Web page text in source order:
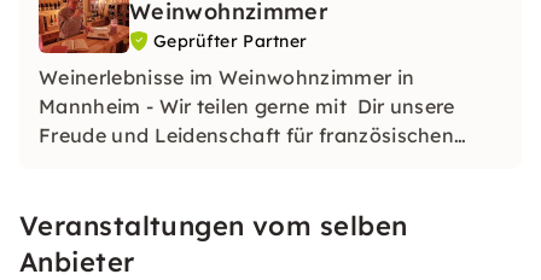
Weinwohnzimmer
Geprüfter Partner
Weinerlebnisse im Weinwohnzimmer in
Mannheim - Wir teilen gerne mit Dir unsere
Freude und Leidenschaft für französischen
vieles mehr.
Veranstaltungen vom selben
Anbieter